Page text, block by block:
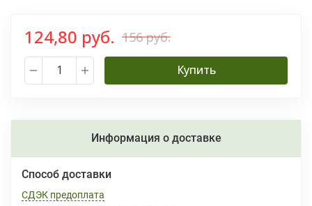
124,80 руб. 156 руб.
Купить
Информация о доставке
Способ доставки
СДЭК предоплата